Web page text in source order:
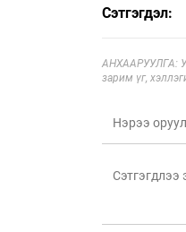
Сэтгэгдэл:
АНХААРУУЛГА:
зарим үг,